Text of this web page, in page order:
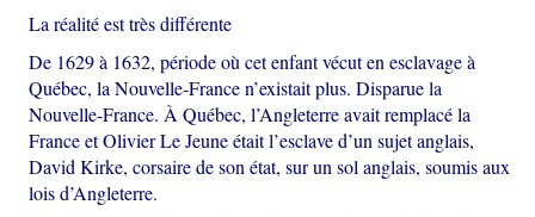
La réalité est très différente
De 1629 à 1632, période où cet enfant vécut en esclavage à
Québec, la Nouvelle-France n’existait plus. Disparue la
Nouvelle-France. À Québec, l’Angleterre avait remplacé la
France et Olivier Le Jeune était l’esclave d’un sujet anglais,
David Kirke, corsaire de son état, sur un sol anglais, soumis aux
lois d’Angleterre.